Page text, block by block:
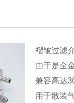
褶皱过滤
由于是全
兼容高达
用于散装